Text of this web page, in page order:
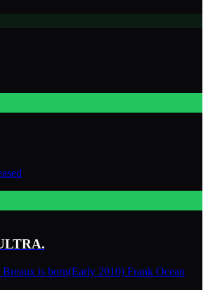
is born(Early 2010) Frank Ocean